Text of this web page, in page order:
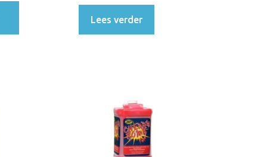
Lees verder